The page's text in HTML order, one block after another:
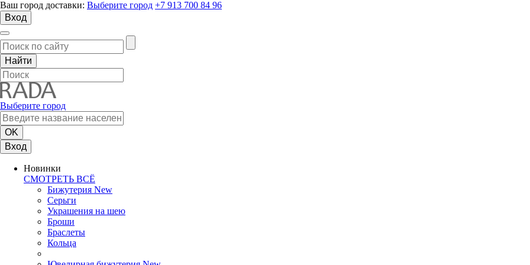
Ваш город доставки: Выберите город +7 913 700 84 96
Вход
Выберите город
Вход
Новинки
СМОТРЕТЬ ВСЁ
Бижутерия New
Серьги
Украшения на шею
Броши
Браслеты
Кольца